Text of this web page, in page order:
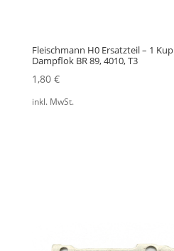
Fleischmann H0 Ersatzteil – 1
Dampflok BR 89, 4010, T3
1,80 €
inkl. MwSt.